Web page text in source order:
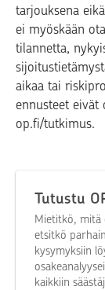
tarjouksena
ei myöskään
tilannetta,
aikaa tai
ennusteet eivät
op.fi/tutkimus.
Tutustu
Mietitkö, mitä
etsitkö
kysymyksiin
kaikkiin